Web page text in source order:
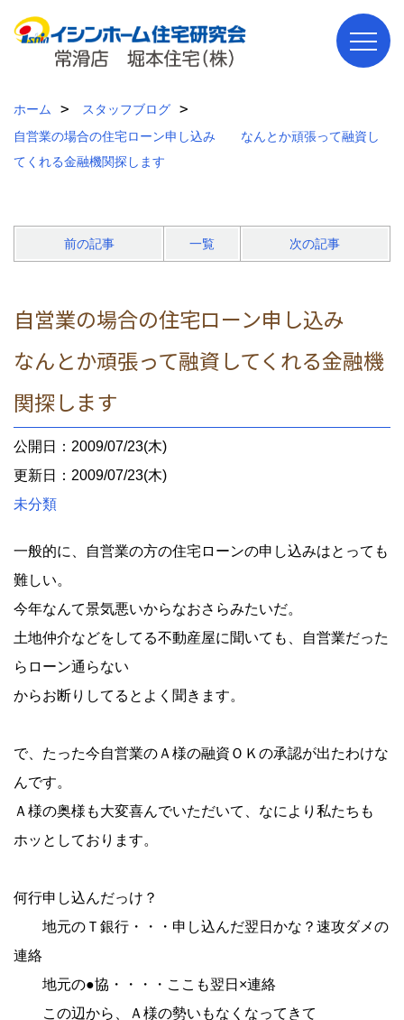
ホーム
スタッフブログ
自営業の場合の住宅ローン申し込み なんとか頑張って融資し
てくれる金融機関探します
前の記事 一覧 次の記事
自営業の場合の住宅ローン申し込み
なんとか頑張って融資してくれる金融機
関探します
公開日：2009/07/23(木)
更新日：2009/07/23(木)
未分類
一般的に、自営業の方の住宅ローンの申し込みはとっても
難しい。
今年なんて景気悪いからなおさらみたいだ。
土地仲介などをしてる不動産屋に聞いても、自営業だった
らローン通らない
からお断りしてるとよく聞きます。
で、たった今自営業のＡ様の融資ＯＫの承認が出たわけな
んです。
Ａ様の奥様も大変喜んでいただいて、なにより私たちも
ホッとしております。
何行申し込んだっけ？
地元のＴ銀行・・・申し込んだ翌日かな？速攻ダメの
連絡
地元の●協・・・・ここも翌日×連絡
この辺から、Ａ様の勢いもなくなってきて